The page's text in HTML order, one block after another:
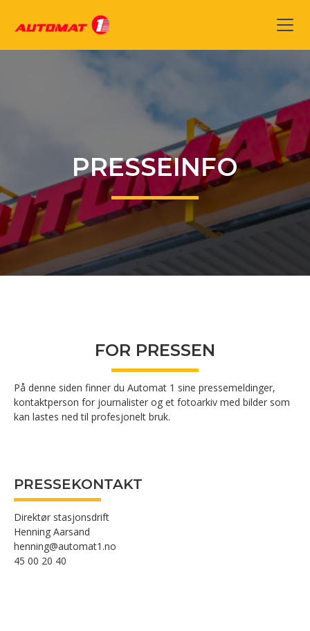
PRESSEINFO
FOR PRESSEN
På denne siden finner du Automat 1 sine pressemeldinger,
kontaktperson for journalister og et fotoarkiv med bilder som
kan lastes ned til profesjonelt bruk.
PRESSEKONTAKT
Direktør stasjonsdrift
Henning Aarsand
henning@automat1.no
45 00 20 40